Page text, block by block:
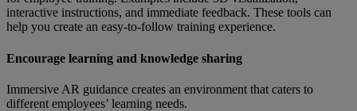
interactive instructions, and immediate feedback. These tools can
help you create an easy-to-follow training experience.
Encourage learning and knowledge sharing
Immersive AR guidance creates an environment that caters to
different employees’ learning needs.